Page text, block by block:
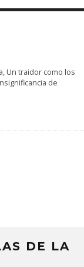
Un traidor como los
de
DE LA